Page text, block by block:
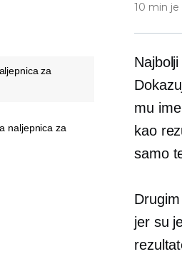
10 min
mu
kao
samo
jer su
za
naljepnica za